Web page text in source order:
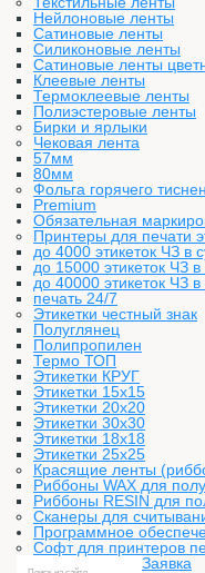
Нейлоновые ленты
Сатиновые ленты
Силиконовые ленты
Сатиновые ленты
Клеевые ленты
Термоклеевые ленты
Полиэстеровые ленты
Бирки и ярлыки
Чековая лента
57мм
80мм
Фольга горячего
Premium
Обязательная
Принтеры для печати
до 4000 этикеток ЧЗ в
до 15000 этикеток ЧЗ в
до 40000 этикеток ЧЗ в
печать 24/7
Этикетки честный знак
Полуглянец
Полипропилен
Термо ТОП
Этикетки КРУГ
Этикетки 15х15
Этикетки 20х20
Этикетки 30х30
Этикетки 18х18
Этикетки 25х25
Красящие ленты
Риббоны WAX для
Риббоны RESIN для
Сканеры для
Программное
Софт для принтеров
Заявка